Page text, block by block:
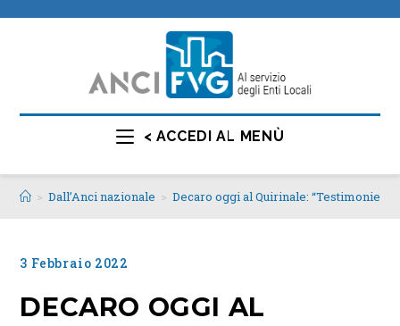
< ACCEDI AL MENÙ
> Dall’Anci nazionale > Decaro oggi al Quirinale:
3 Febbraio 2022
DECARO OGGI AL